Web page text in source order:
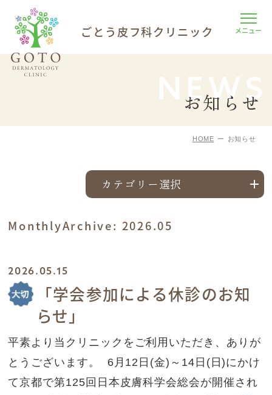
ごとう皮フ科クリニック
NEWS
お知らせ
HOME お知らせ
カテゴリー選択
MonthlyArchive: 2026.05
2026.05.15
「学会参加による休診のお知
らせ」
平素より当クリニックをご利用いただき、ありが
とうございます。 6月12日(金)～14日(日)にかけ
て京都で第125回日本皮膚科学会総会が開催され